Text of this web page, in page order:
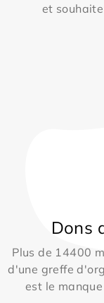
et
Dons
Plus de 14400
d'une greffe
est le